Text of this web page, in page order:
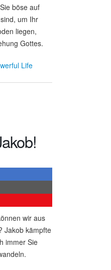
böse auf
um Ihr
liegen,
Gottes.
Life
wir aus
Jakob kämpfte
immer Sie